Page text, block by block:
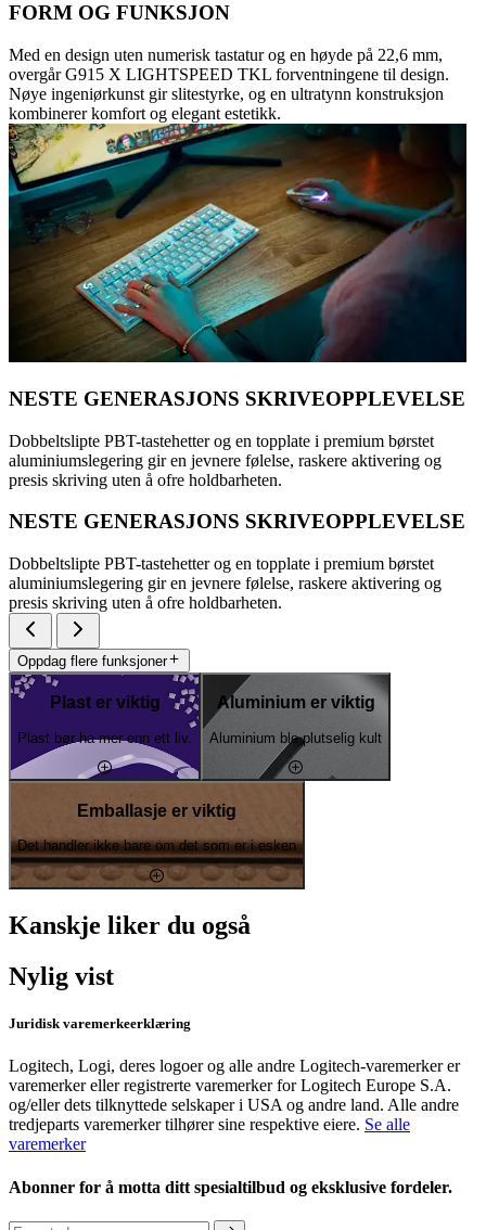
FORM OG FUNKSJON
Med en design uten numerisk tastatur og en høyde på 22,6 mm,
overgår G915 X LIGHTSPEED TKL forventningene til design.
Nøye ingeniørkunst gir slitestyrke, og en ultratynn konstruksjon
kombinerer komfort og elegant estetikk.
NESTE GENERASJONS SKRIVEOPPLEVELSE
Dobbeltslipte PBT-tastehetter og en topplate i premium børstet
aluminiumslegering gir en jevnere følelse, raskere aktivering og
presis skriving uten å ofre holdbarheten.
NESTE GENERASJONS SKRIVEOPPLEVELSE
Dobbeltslipte PBT-tastehetter og en topplate i premium børstet
aluminiumslegering gir en jevnere følelse, raskere aktivering og
presis skriving uten å ofre holdbarheten.
Oppdag flere funksjoner
Plast er viktig
Plast bør ha mer enn ett liv.
Aluminium er viktig
Aluminium ble plutselig kult
Emballasje er viktig
Det handler ikke bare om det som er i esken
Kanskje liker du også
Nylig vist
Juridisk varemerkeerklæring
Logitech, Logi, deres logoer og alle andre Logitech-varemerker er
varemerker eller registrerte varemerker for Logitech Europe S.A.
og/eller dets tilknyttede selskaper i USA og andre land. Alle andre
tredjeparts varemerker tilhører sine respektive eiere. Se alle
varemerker
Abonner for å motta ditt spesialtilbud og eksklusive fordeler.